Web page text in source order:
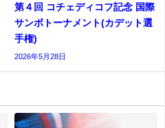
第４回 コチェディコフ記念 国際
サンボトーナメント(カデット選
⼿権)
2026年5月28日